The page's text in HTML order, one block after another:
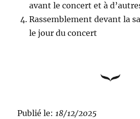
avant le concert et à
Rassemblement devant la
le jour du concert
Publié le:18/12/2025